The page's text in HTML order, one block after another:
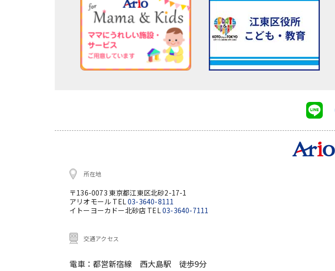
所在地
〒136-0073 東京都江東区北砂2-17-1
アリオモール TEL03-3640-8111
イトーヨーカドー北砂店 TEL03-3640-7111
交通アクセス
電車：都営新宿線 西大島駅 徒歩9分